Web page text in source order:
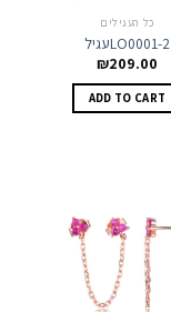
כל העגילים
עגילLO0001-2
₪209.00
ADD TO CART